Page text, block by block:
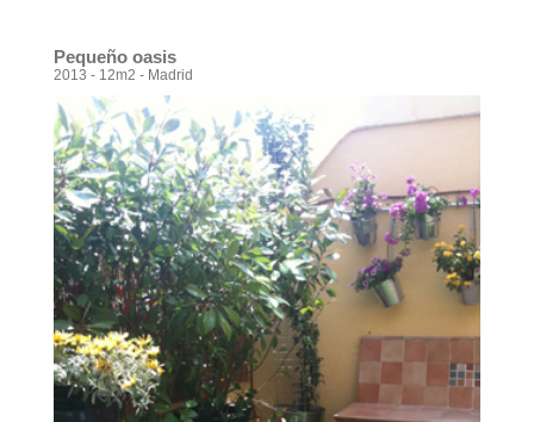
Pequeño oasis
2013 - 12m2 - Madrid